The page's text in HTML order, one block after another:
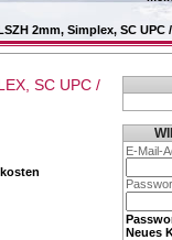
2mm, Simplex, SC UPC
SC UPC /
E-Mail-
Neues